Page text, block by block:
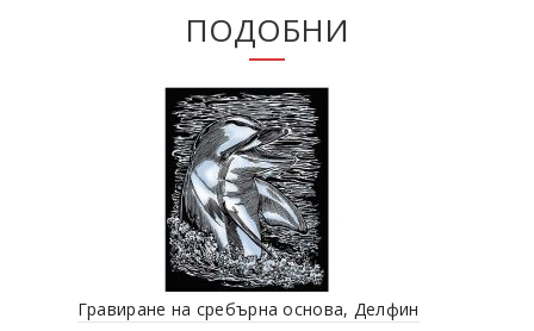
ПОДОБНИ
Гравиране на сребърна основа, Делфин